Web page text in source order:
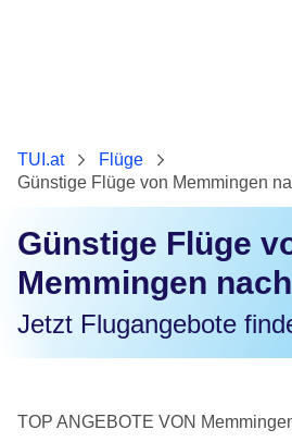
TUI.at
Flüge
Günstige Flüge von Memmingen
Günstige Flüge
Memmingen
Jetzt Flugangebote
TOP ANGEBOTE VON